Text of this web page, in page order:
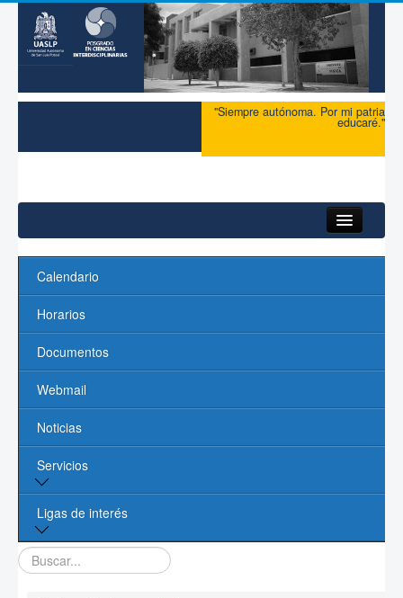
"Siempre autónoma. Por mi patria
educaré."
Acerca del PCI
Maestría
Doctorado
Profesores
Líneas de Investigación
Contacto
Calendario
Horarios
Documentos
Webmail
Noticias
Servicios
Biblioteca
Cómputo
Ligas de interés
Página de la UASLP
Buscar...